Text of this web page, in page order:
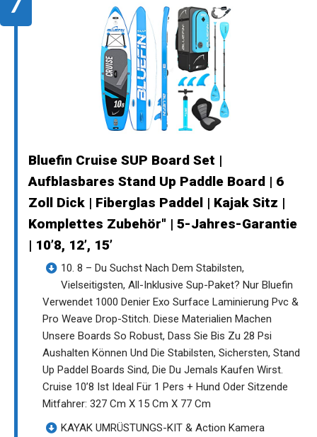
Bluefin Cruise SUP Board Set |
Aufblasbares Stand Up Paddle Board | 6
Zoll Dick | Fiberglas Paddel | Kajak Sitz |
Komplettes Zubehör" | 5-Jahres-Garantie
| 10’8, 12’, 15’
10. 8 – Du Suchst Nach Dem Stabilsten,
Vielseitigsten, All-Inklusive Sup-Paket? Nur Bluefin
Verwendet 1000 Denier Exo Surface Laminierung Pvc &
Pro Weave Drop-Stitch. Diese Materialien Machen
Unsere Boards So Robust, Dass Sie Bis Zu 28 Psi
Aushalten Können Und Die Stabilsten, Sichersten, Stand
Up Paddel Boards Sind, Die Du Jemals Kaufen Wirst.
Cruise 10’8 Ist Ideal Für 1 Pers + Hund Oder Sitzende
Mitfahrer: 327 Cm X 15 Cm X 77 Cm
KAYAK UMRÜSTUNGS-KIT & Action Kamera